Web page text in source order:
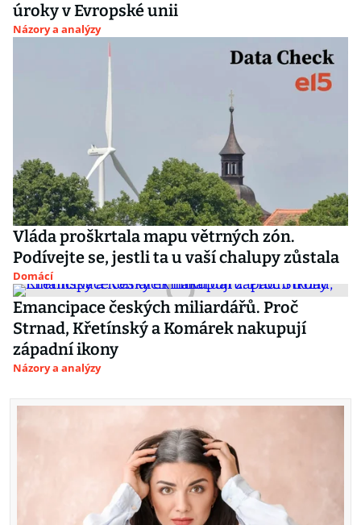
úroky v Evropské unii
Názory a analýzy
Vláda proškrtala mapu větrných zón.
Podívejte se, jestli ta u vaší chalupy zůstala
Domácí
Emancipace českých miliardářů. Proč
Strnad, Křetínský a Komárek nakupují
západní ikony
Názory a analýzy